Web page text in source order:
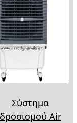
Σύστημα
δροσισμού Air